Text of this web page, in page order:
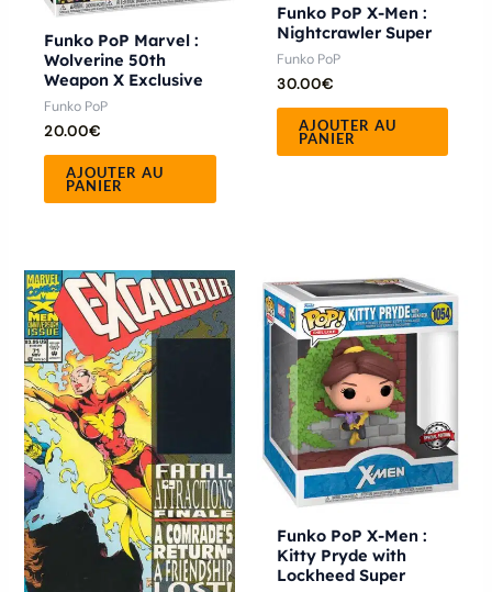
Funko PoP Marvel :
Wolverine 50th
Weapon X Exclusive
Funko PoP
20.00€
AJOUTER AU
PANIER
Funko PoP X-Men :
Nightcrawler Super
Funko PoP
30.00€
AJOUTER AU
PANIER
Ce
produit
a
plusieurs
variations.
Les
options
peuvent
être
choisies
sur
Funko PoP X-Men :
Kitty Pryde with
Lockheed Super